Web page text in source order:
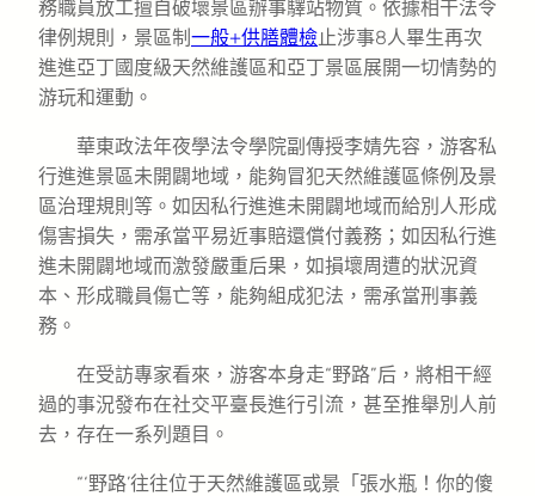
務職員放工擅自破壞景區辦事驛站物質。依據相干法令
律例規則，景區制 一般+供膳體檢止涉事8人畢生再次
進進亞丁國度級天然維護區和亞丁景區展開一切情勢的
游玩和運動。
華東政法年夜學法令學院副傳授李婧先容，游客私
行進進景區未開闢地域，能夠冒犯天然維護區條例及景
區治理規則等。如因私行進進未開闢地域而給別人形成
傷害損失，需承當平易近事賠還償付義務；如因私行進
進未開闢地域而激發嚴重后果，如損壞周遭的狀況資
本、形成職員傷亡等，能夠組成犯法，需承當刑事義
務。
在受訪專家看來，游客本身走“野路”后，將相干經
過的事況發布在社交平臺長進行引流，甚至推舉別人前
去，存在一系列題目。
“‘野路’往往位于天然維護區或景「張水瓶！你的傻